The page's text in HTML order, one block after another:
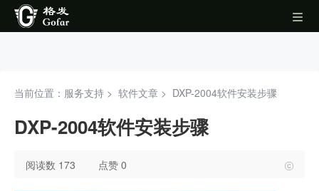
当前位置：服务支持 > 软件文章 > DXP-2004软件安装步骤
DXP-2004软件安装步骤
阅读数 173 点赞 0